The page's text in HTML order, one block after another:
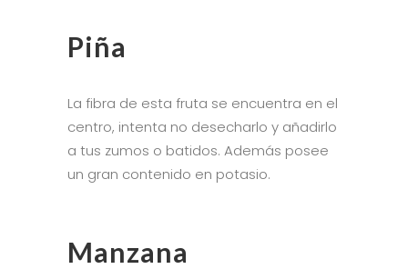
Piña
La fibra de esta fruta se encuentra en el
centro, intenta no desecharlo y añadirlo
a tus zumos o batidos. Además posee
un gran contenido en potasio.
Manzana